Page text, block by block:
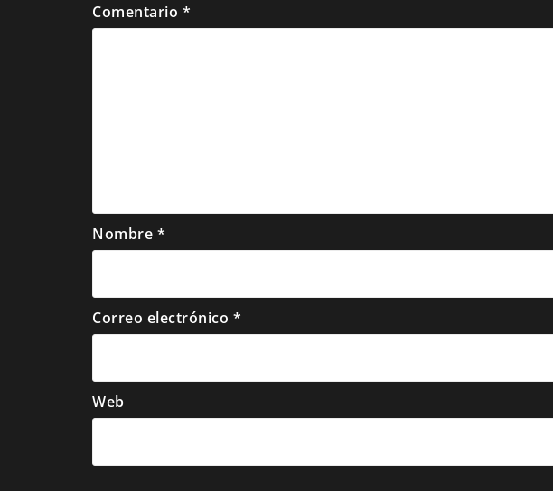
Comentario *
Nombre *
Correo electrónico *
Web